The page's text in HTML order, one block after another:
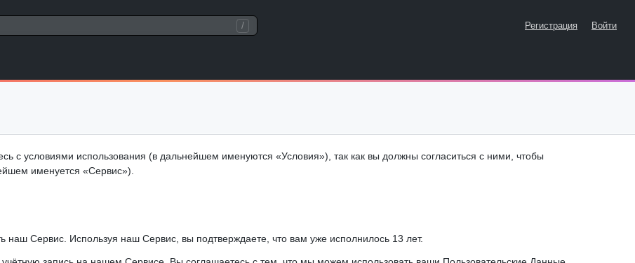
/ Регистрация Войти
с условиями использования (в дальнейшем именуются «Условия»), так как вы должны согласиться с ними, чтобы
именуется «Сервис»).
наш Сервис. Используя наш Сервис, вы подтверждаете, что вам уже исполнилось 13 лет.